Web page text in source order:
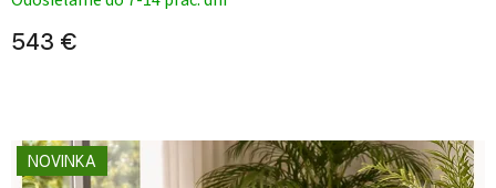
543 €
NOVINKA